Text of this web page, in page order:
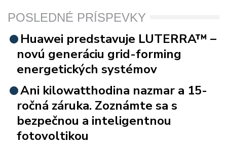
POSLEDNÉ PRÍSPEVKY
Huawei predstavuje LUTERRA™ –
novú generáciu grid-forming
energetických systémov
Ani kilowatthodina nazmar a 15-
ročná záruka. Zoznámte sa s
bezpečnou a inteligentnou
fotovoltikou